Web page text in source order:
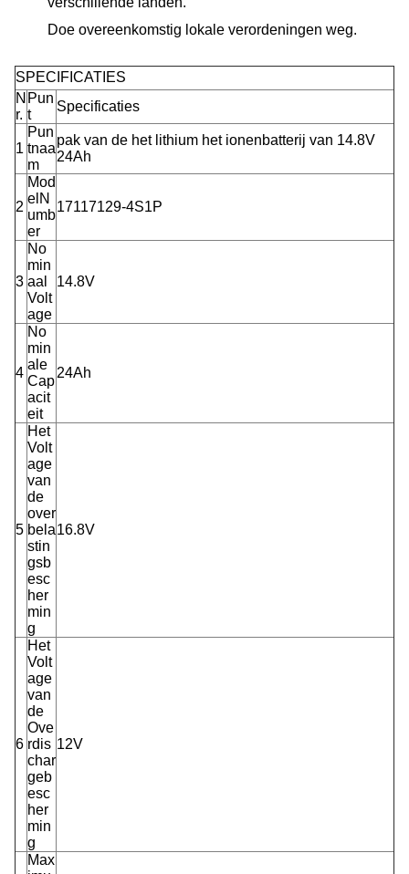
Doe overeenkomstig lokale verordeningen weg.
SPECIFICATIES
N
r.
Pun
t
Specificaties
1
Pun
tnaa
m
pak van de het lithium het ionenbatterij van 14.8V
24Ah
2
Mod
elN
umb
er
17117129-4S1P
3
No
min
aal
Volt
age
14.8V
4
No
min
ale
Cap
acit
eit
24Ah
5
Het
Volt
age
van
de
over
bela
stin
gsb
esc
her
min
g
16.8V
6
Het
Volt
age
van
de
Ove
rdis
char
geb
esc
her
min
g
12V
Max